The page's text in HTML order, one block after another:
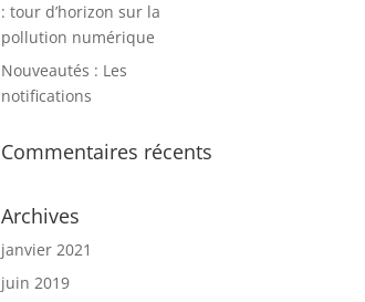
: tour d’horizon sur la
pollution numérique
Nouveautés : Les
notifications
Commentaires récents
Archives
janvier 2021
juin 2019